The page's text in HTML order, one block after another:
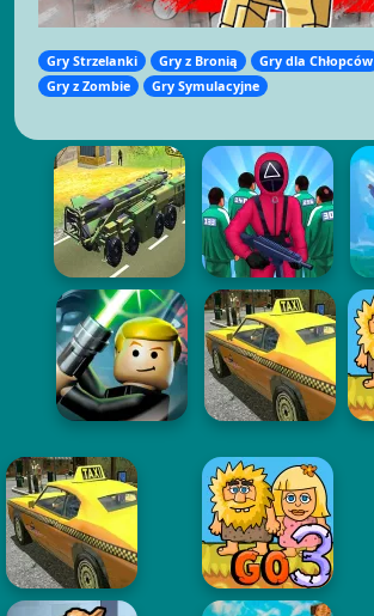
Gry Strzelanki Gry z Bronią Gry dla Chłopców
Gry z Zombie
Gry Symulacyjne